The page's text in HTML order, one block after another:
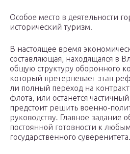
Особое место в деятельности
исторический туризм.
В настоящее время
составляющая, находящаяся в
общую структуру оборонного
который претерпевает этап
ли полный переход на
флота, или останется
предстоит решить военно-
руководству. Главное задание
постоянной готовности к
государственного суверенитета.